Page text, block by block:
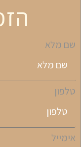
שם מלא
טלפון
אימייל